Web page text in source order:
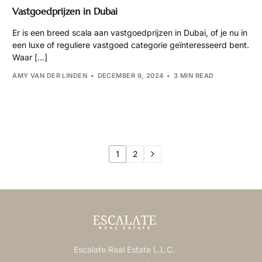
Vastgoedprijzen in Dubai
Er is een breed scala aan vastgoedprijzen in Dubai, of je nu in
een luxe of reguliere vastgoed categorie geïnteresseerd bent.
Waar […]
AMY VAN DER LINDEN DECEMBER 9, 2024 3 MIN READ
1 2
Escalate Real Estate L.L.C.